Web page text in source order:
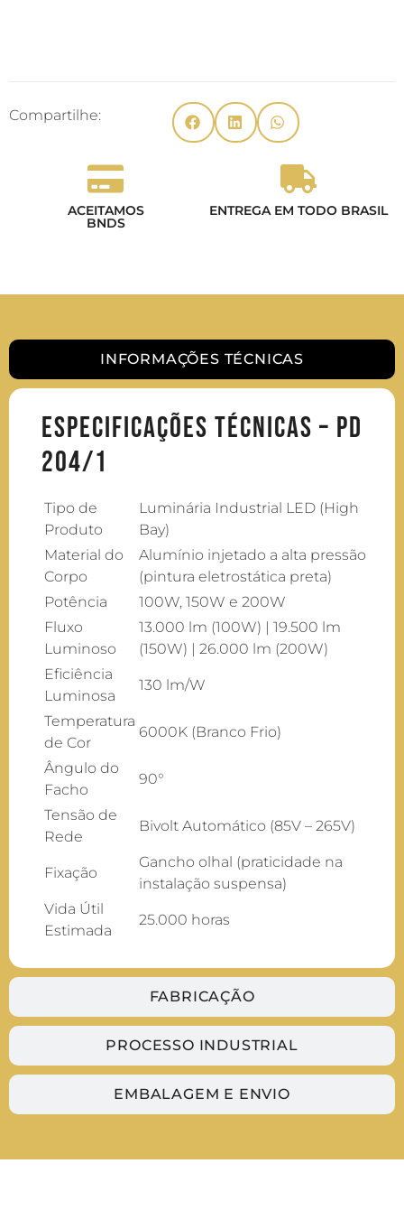
Compartilhe:
ACEITAMOS
BNDS
ENTREGA EM TODO BRASIL
INFORMAÇÕES TÉCNICAS
FABRICAÇÃO
PROCESSO INDUSTRIAL
EMBALAGEM E ENVIO
Especificações Técnicas – PD
204/1
Tipo de
Produto
Luminária Industrial LED (High
Bay)
Material do
Corpo
Alumínio injetado a alta pressão
(pintura eletrostática preta)
Potência
100W, 150W e 200W
Fluxo
Luminoso
13.000 lm (100W) | 19.500 lm
(150W) | 26.000 lm (200W)
Eficiência
Luminosa
130 lm/W
Temperatura
de Cor
6000K (Branco Frio)
Ângulo do
Facho
90°
Tensão de
Rede
Bivolt Automático (85V – 265V)
Fixação
Gancho olhal (praticidade na
instalação suspensa)
Vida Útil
Estimada
25.000 horas